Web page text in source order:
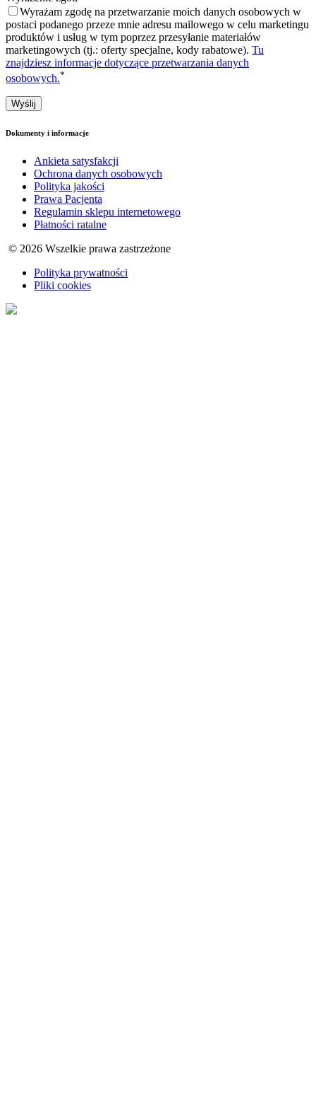
Wyrażam zgodę na przetwarzanie moich danych osobowych w
postaci podanego przeze mnie adresu mailowego w celu marketingu
produktów i usług w tym poprzez przesyłanie materiałów
marketingowych (tj.: oferty specjalne, kody rabatowe). Tu
znajdziesz informacje dotyczące przetwarzania danych
osobowych.*
Dokumenty i informacje
Ankieta satysfakcji
Ochrona danych osobowych
Polityka jakości
Prawa Pacjenta
Regulamin sklepu internetowego
Płatności ratalne
© 2026 Wszelkie prawa zastrzeżone
Polityka prywatności
Pliki cookies